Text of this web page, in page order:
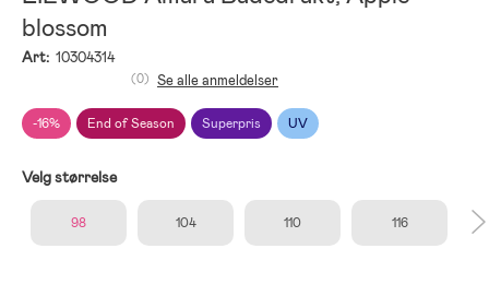
blossom
Art: 10304314
-16% End of Season Superpris UV
(0) Se alle anmeldelser
Velg størrelse
98 104 110 116